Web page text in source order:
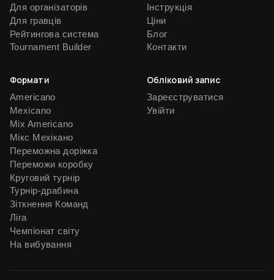
Для організаторів
Для гравців
Рейтингова система
Tournament Builder
Інструкція
Ціни
Блог
Контакти
Формати
Americano
Mexicano
Mix Americano
Мікс Мехікано
Переможна доріжка
Переможи коробку
Круговий турнір
Турнір-драбина
Зіткнення Команд
Ліга
Чемпіонат світу
На вибування
Обліковий запис
Зареєструватися
Увійти